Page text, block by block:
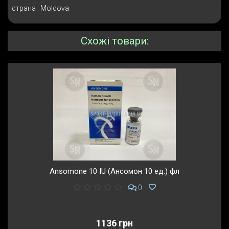
страна : Moldova
Схожі товари:
Ansomone 10 IU (Ансомон 10 ед.) фл
0
1136 грн